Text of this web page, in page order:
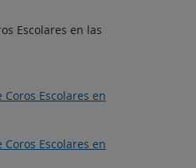
Escolares en las
Escolares en
Escolares en